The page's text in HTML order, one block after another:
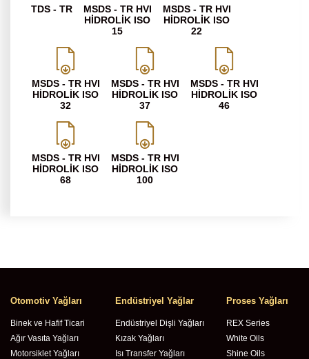
TDS - TR
MSDS - TR HVI
HİDROLİK ISO
15
MSDS - TR HVI
HİDROLİK ISO
22
MSDS - TR HVI
HİDROLİK ISO
32
MSDS - TR HVI
HİDROLİK ISO
37
MSDS - TR HVI
HİDROLİK ISO
46
MSDS - TR HVI
HİDROLİK ISO
68
MSDS - TR HVI
HİDROLİK ISO
100
Otomotiv Yağları
Binek ve Hafif Ticari
Ağır Vasıta Yağları
Motorsiklet Yağları
Endüstriyel Yağlar
Endüstriyel Dişli Yağları
Kızak Yağları
Isı Transfer Yağları
Proses Yağları
REX Series
White Oils
Shine Oils